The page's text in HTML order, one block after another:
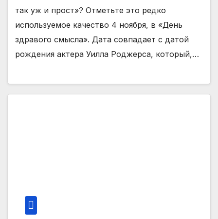
так уж и прост»? Отметьте это редко
используемое качество 4 ноября, в «День
здравого смысла». Дата совпадает с датой
рождения актера Уилла Роджерса, который,…